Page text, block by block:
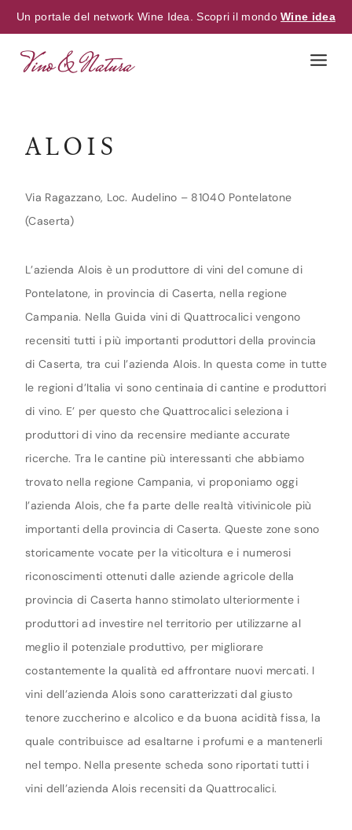
Un portale del network Wine Idea. Scopri il mondoWine idea
ALOIS
Via Ragazzano, Loc. Audelino – 81040 Pontelatone
(Caserta)
L’azienda Alois è un produttore di vini del comune di
Pontelatone, in provincia di Caserta, nella regione
Campania. Nella Guida vini di Quattrocalici vengono
recensiti tutti i più importanti produttori della provincia
di Caserta, tra cui l’azienda Alois. In questa come in tutte
le regioni d’Italia vi sono centinaia di cantine e produttori
di vino. E’ per questo che Quattrocalici seleziona i
produttori di vino da recensire mediante accurate
ricerche. Tra le cantine più interessanti che abbiamo
trovato nella regione Campania, vi proponiamo oggi
l’azienda Alois, che fa parte delle realtà vitivinicole più
importanti della provincia di Caserta. Queste zone sono
storicamente vocate per la viticoltura e i numerosi
riconoscimenti ottenuti dalle aziende agricole della
provincia di Caserta hanno stimolato ulteriormente i
produttori ad investire nel territorio per utilizzarne al
meglio il potenziale produttivo, per migliorare
costantemente la qualità ed affrontare nuovi mercati. I
vini dell’azienda Alois sono caratterizzati dal giusto
tenore zuccherino e alcolico e da buona acidità fissa, la
quale contribuisce ad esaltarne i profumi e a mantenerli
nel tempo. Nella presente scheda sono riportati tutti i
vini dell’azienda Alois recensiti da Quattrocalici.